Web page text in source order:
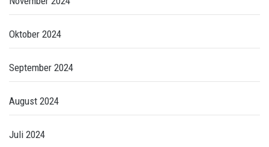
Oktober 2024
September 2024
August 2024
Juli 2024